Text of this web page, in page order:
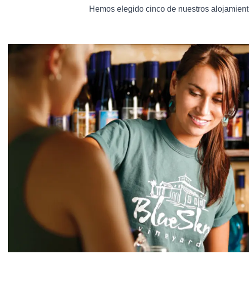
Hemos elegido cinco de nuestros